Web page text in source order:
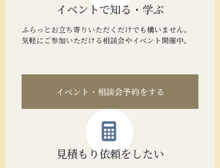
イベントで知る・学ぶ
ふらっとお立ち寄りいただくだけでも構いません。
気軽にご参加いただける相談会やイベント開催中。
イベント・相談会予約をする
見積もり依頼をしたい